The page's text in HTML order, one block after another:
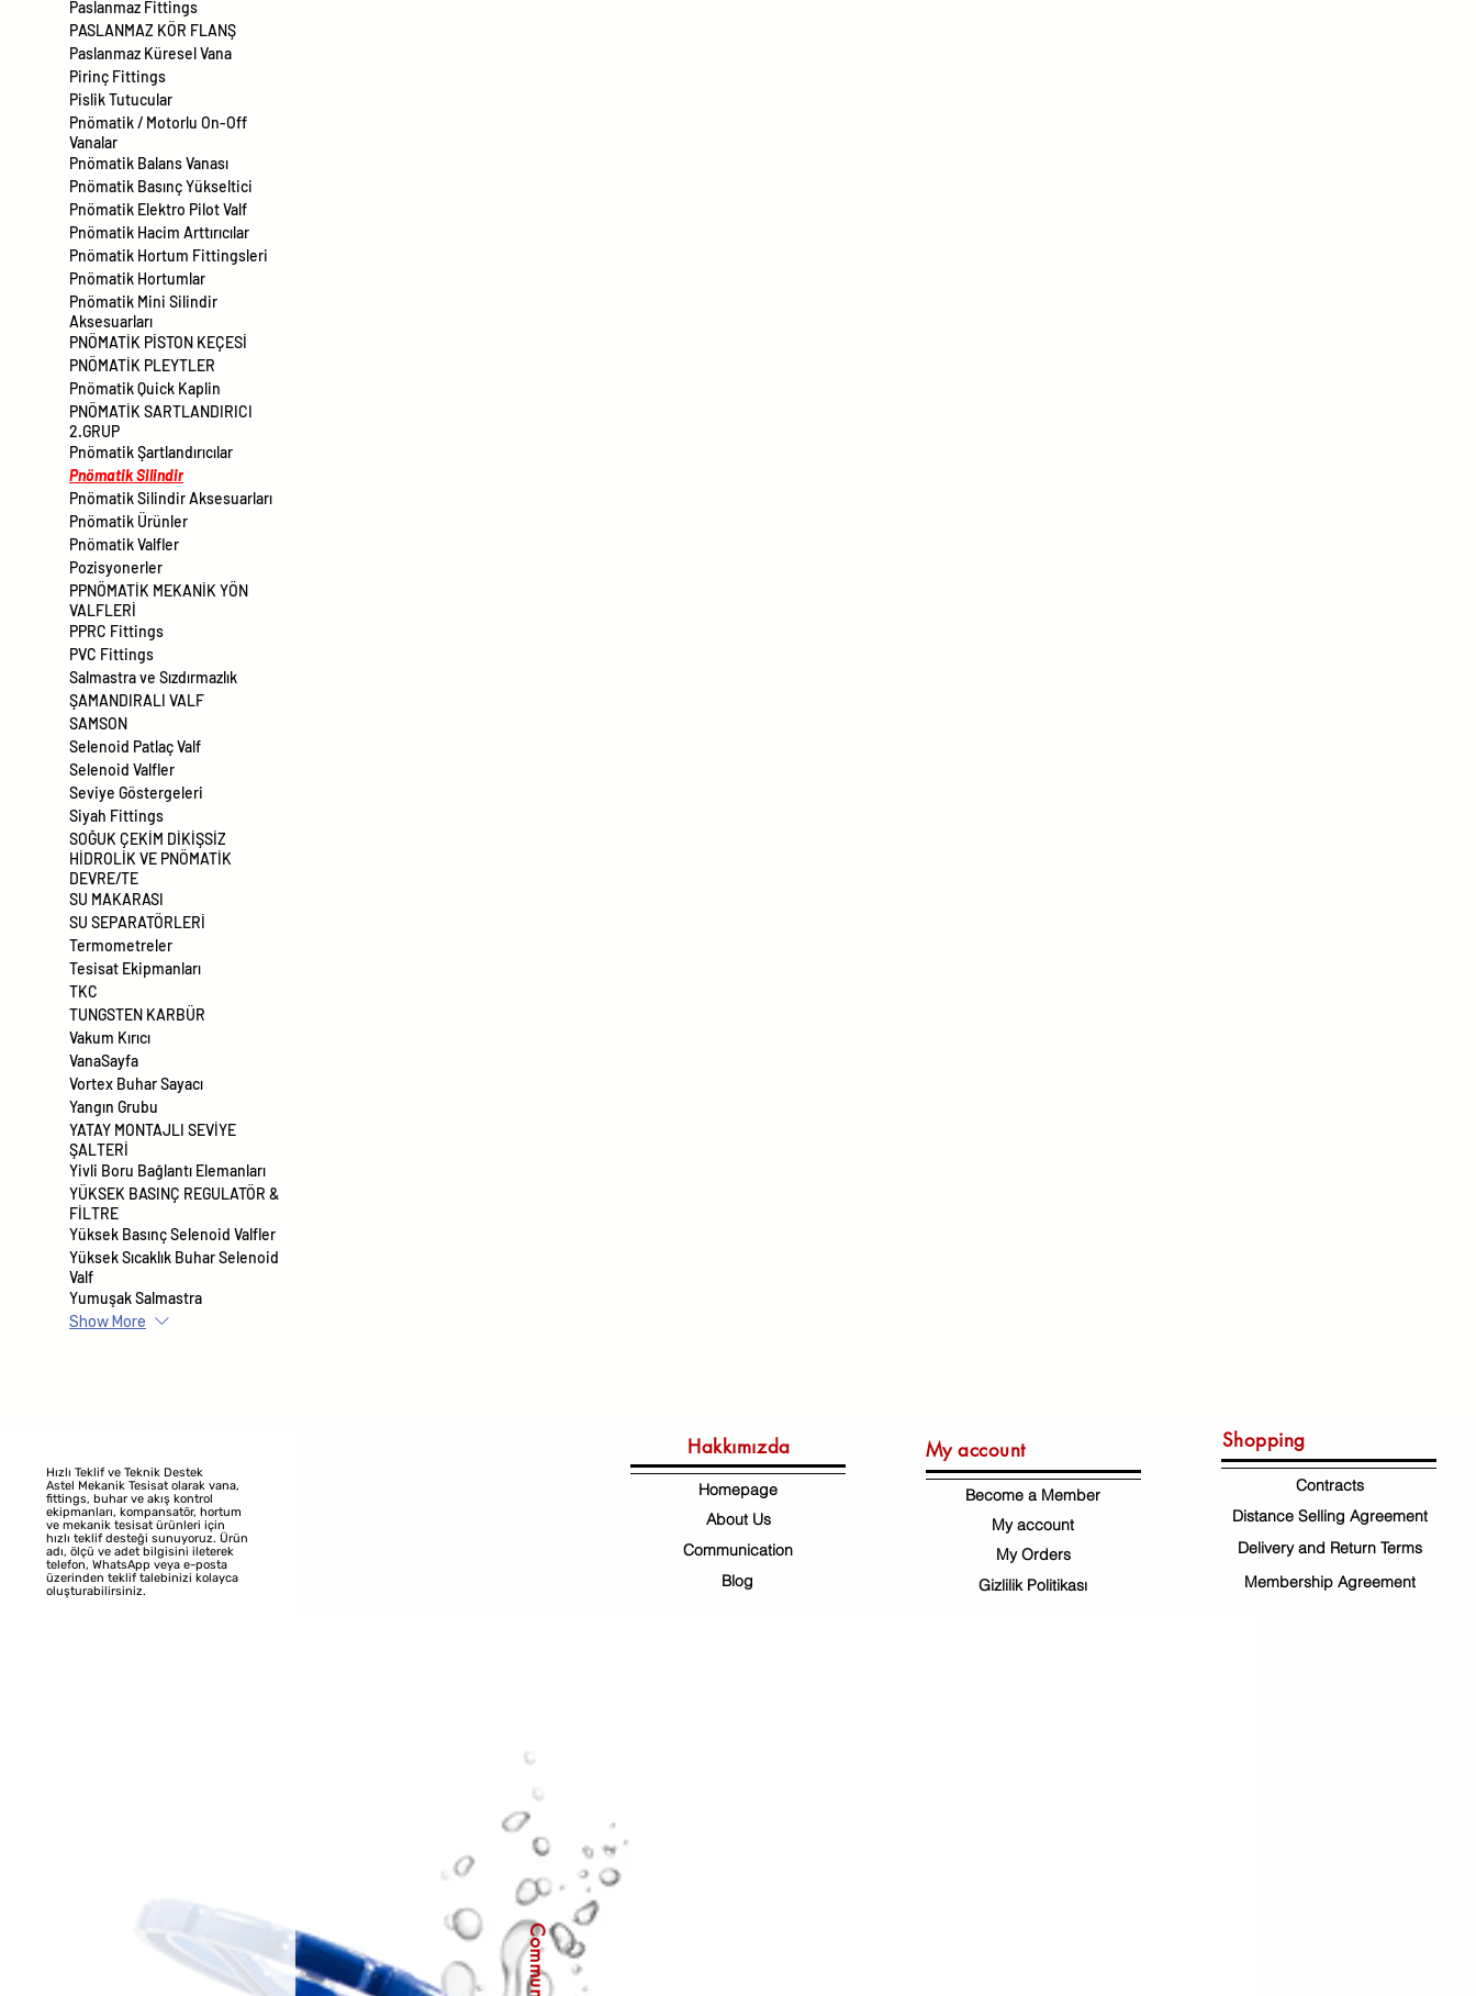
Paslanmaz Fittings
PASLANMAZ KÖR FLANŞ
Paslanmaz Küresel Vana
Pirinç Fittings
Pislik Tutucular
Pnömatik / Motorlu On-Off
Vanalar
Pnömatik Balans Vanası
Pnömatik Basınç Yükseltici
Pnömatik Elektro Pilot Valf
Pnömatik Hacim Arttırıcılar
Pnömatik Hortum Fittingsleri
Pnömatik Hortumlar
Pnömatik Mini Silindir
Aksesuarları
PNÖMATİK PİSTON KEÇESİ
PNÖMATİK PLEYTLER
Pnömatik Quick Kaplin
PNÖMATİK SARTLANDIRICI
2.GRUP
Pnömatik Şartlandırıcılar
Pnömatik Silindir
Pnömatik Silindir Aksesuarları
Pnömatik Ürünler
Pnömatik Valfler
Pozisyonerler
PPNÖMATİK MEKANİK YÖN
VALFLERİ
PPRC Fittings
PVC Fittings
Salmastra ve Sızdırmazlık
ŞAMANDIRALI VALF
SAMSON
Selenoid Patlaç Valf
Selenoid Valfler
Seviye Göstergeleri
Siyah Fittings
SOĞUK ÇEKİM DİKİŞSİZ
HİDROLİK VE PNÖMATİK
DEVRE/TE
SU MAKARASI
SU SEPARATÖRLERİ
Termometreler
Tesisat Ekipmanları
TKC
TUNGSTEN KARBÜR
Vakum Kırıcı
VanaSayfa
Vortex Buhar Sayacı
Yangın Grubu
YATAY MONTAJLI SEVİYE
ŞALTERİ
Yivli Boru Bağlantı Elemanları
YÜKSEK BASINÇ REGULATÖR &
FİLTRE
Yüksek Basınç Selenoid Valfler
Yüksek Sıcaklık Buhar Selenoid
Valf
Yumuşak Salmastra
Show More
Hızlı Teklif ve Teknik Destek
Astel Mekanik Tesisat olarak vana,
fittings, buhar ve akış kontrol
ekipmanları, kompansatör, hortum
ve mekanik tesisat ürünleri için
hızlı teklif desteği sunuyoruz. Ürün
adı, ölçü ve adet bilgisini ileterek
telefon, WhatsApp veya e-posta
üzerinden teklif talebinizi kolayca
oluşturabilirsiniz.
Hakkımızda
Homepage
About Us
Communication
Blog
My account
Become a Member
My account
My Orders
Gizlilik Politikası
Shopping
Contracts
Distance Selling Agreement
Delivery and Return Terms
Membership Agreement